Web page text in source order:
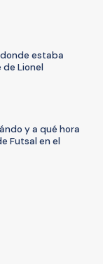
estaba
Lionel
y a qué hora
Futsal en el